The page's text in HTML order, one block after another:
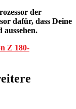
der
dafür, dass Deine
aussehen.
Z 180-